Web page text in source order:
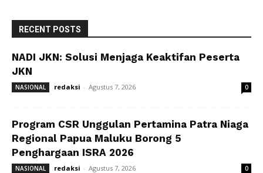
RECENT POSTS
NADI JKN: Solusi Menjaga Keaktifan Peserta
JKN
NASIONAL redaksi - Agustus 7, 2026 0
Program CSR Unggulan Pertamina Patra Niaga
Regional Papua Maluku Borong 5
Penghargaan ISRA 2026
NASIONAL redaksi - Agustus 7, 2026 0